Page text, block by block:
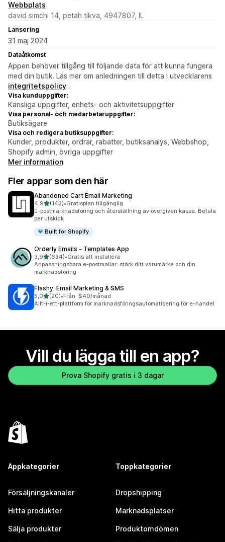
Webbplats
david simchi 14, petah tikva, 4947807, IL
Lansering
31 maj 2024
Dataåtkomst
Appen behöver tillgång till följande data för att kunna fungera
med din butik. Läs mer om anledningen till detta i utvecklarens
integritetspolicy .
Visa kunduppgifter:
Känsliga uppgifter, enhets- och aktivitetsuppgifter
Visa personal- och medarbetaruppgifter:
Butiksägare
Visa och redigera butiksuppgifter:
Kunder, produkter, ordrar, rabatter, butiksanalys, Webbshop,
Shopify admin, övriga uppgifter
Mer information
Fler appar som den här
Abandoned Cart Email Marketing
4,9av 5 stjärnor
(143)
143 recensioner totalt
•Gratisplan tillgänglig
E-postmarknadsföring och återställning av övergiven kassa. Betala
per utskick
Built for Shopify
Orderly Emails ‑ Templates App
3,9av 5 stjärnor
(634)
634 recensioner totalt
•Gratis att installera
Anpassningsbara e-postmallar: stärk ditt varumärke och din
marknadsföring
Flashy: Email Marketing & SMS
5,0av 5 stjärnor
(20)
20 recensioner totalt
•Från $40/månad
Allt-i-ett-plattform för marknadsföringsautomatisering för e-handel
Vill du lägga till en app?
Prova Shopify gratis i 3 dagar
Appkategorier
Försäljningskanaler
Hitta produkter
Sälja produkter
Toppkategorier
Dropshipping
Marknadsplatser
Produktomdömen